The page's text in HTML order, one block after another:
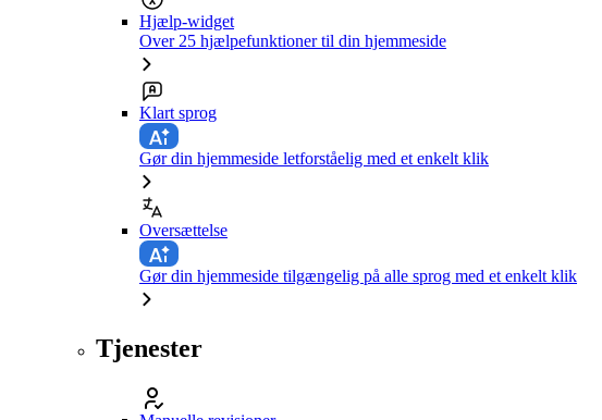
Hjælp-widget
Over 25 hjælpefunktioner til din hjemmeside
Klart sprog
Gør din hjemmeside letforståelig med et enkelt klik
Oversættelse
Gør din hjemmeside tilgængelig på alle sprog med et enkelt klik
Tjenester